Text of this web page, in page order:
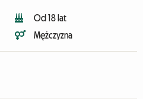
Od 18 lat
Mężczyzna